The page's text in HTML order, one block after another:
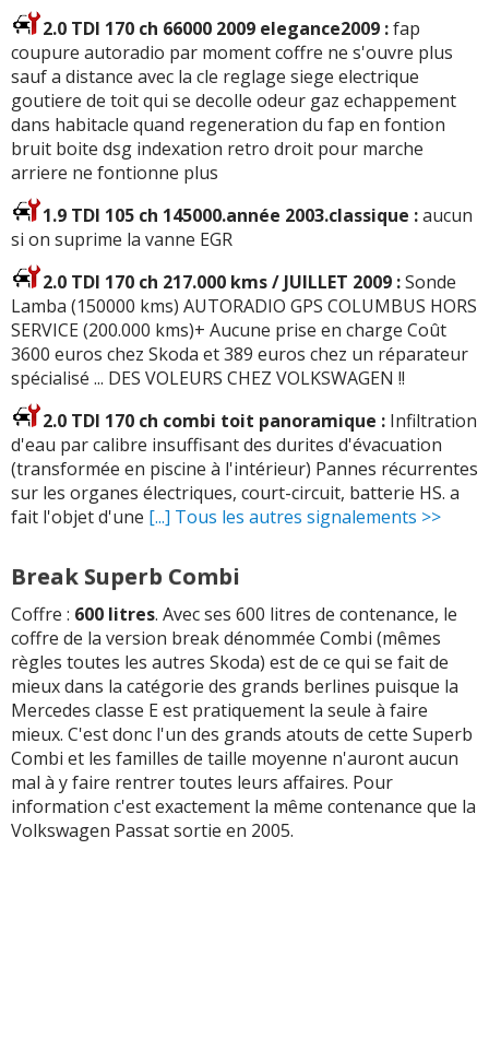
2.0 TDI 170 ch 66000 2009 elegance2009 :fap
coupure autoradio par moment coffre ne s'ouvre plus
sauf a distance avec la cle reglage siege electrique
goutiere de toit qui se decolle odeur gaz echappement
dans habitacle quand regeneration du fap en fontion
bruit boite dsg indexation retro droit pour marche
arriere ne fontionne plus
1.9 TDI 105 ch 145000.année 2003.classique :aucun
si on suprime la vanne EGR
2.0 TDI 170 ch 217.000 kms / JUILLET 2009 :Sonde
Lamba (150000 kms) AUTORADIO GPS COLUMBUS HORS
SERVICE (200.000 kms)+ Aucune prise en charge Coût
3600 euros chez Skoda et 389 euros chez un réparateur
spécialisé ... DES VOLEURS CHEZ VOLKSWAGEN !!
2.0 TDI 170 ch combi toit panoramique : Infiltration
d'eau par calibre insuffisant des durites d'évacuation
(transformée en piscine à l'intérieur) Pannes récurrentes
sur les organes électriques, court-circuit, batterie HS. a
fait l'objet d'une [...] Tous les autres signalements >>
Break Superb Combi
Coffre : 600 litres. Avec ses 600 litres de contenance, le
coffre de la version break dénommée Combi (mêmes
règles toutes les autres Skoda) est de ce qui se fait de
mieux dans la catégorie des grands berlines puisque la
Mercedes classe E est pratiquement la seule à faire
mieux. C'est donc l'un des grands atouts de cette Superb
Combi et les familles de taille moyenne n'auront aucun
mal à y faire rentrer toutes leurs affaires. Pour
information c'est exactement la même contenance que la
Volkswagen Passat sortie en 2005.